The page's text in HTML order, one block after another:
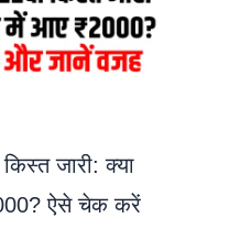
जारी: क्या
ऐसे चेक करें